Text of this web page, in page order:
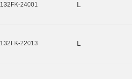
132FK-24001
132FK-22013